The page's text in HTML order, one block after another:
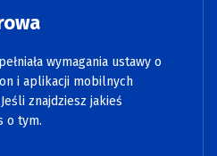
wymagania ustawy o
i aplikacji mobilnych
znajdziesz jakieś
o tym.